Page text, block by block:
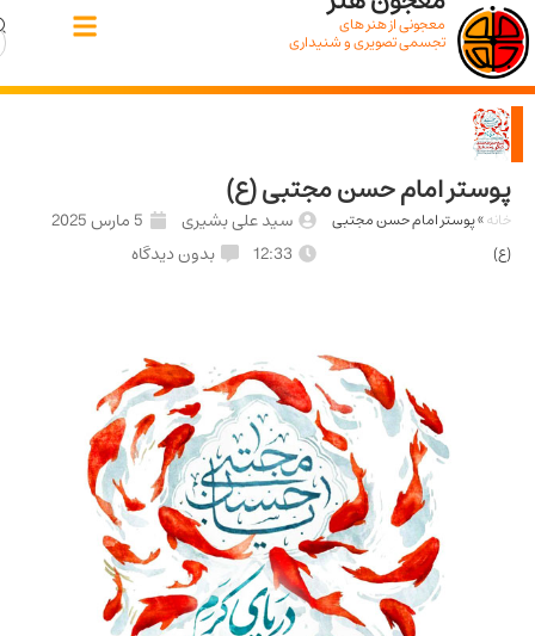
معجونی از هنر های
تجسمی تصویری و شنیداری
امام حسن مجتبی (ع)
پوستر امام حسن مجتبی سید علی بشیری
5 مارس 2025
12:33
بدون دیدگاه